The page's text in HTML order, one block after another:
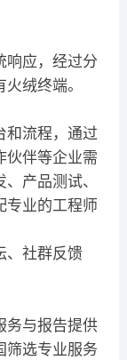
响应，经过分
绒终端。
和流程，通过
伙伴等企业需
产品测试、
专业的工程师
、社群反馈
务与报告提供
筛选专业服务